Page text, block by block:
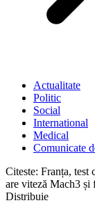
Actualitate
Politic
Social
International
Medical
Comunicate
Citeste: Franța, test
are viteză Mach3 și
Distribuie